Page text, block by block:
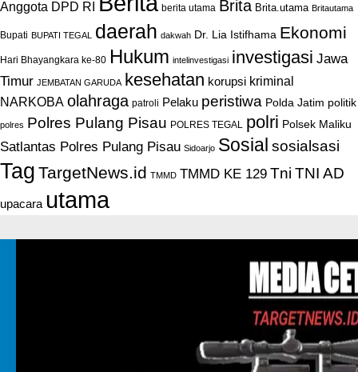
Anggota DPD RI berita utama Brita Brita.utama Britautama
Bupati BUPATI TEGAL daerah dakwah Dr. Lia Istifhama Ekonomi
Hari Bhayangkara ke-80 Hukum intelinvestigasi investigasi Jawa
Timur JEMBATAN GARUDA kesehatan korupsi kriminal
NARKOBA olahraga patroli Pelaku peristiwa Polda Jatim politik
polres Polres Pulang Pisau POLRES TEGAL polri Polsek Maliku
Satlantas Polres Pulang Pisau Sidoarjo Sosial sosialsasi
Tag TargetNews.id TMMD TMMD KE 129 Tni TNI AD
upacara utama